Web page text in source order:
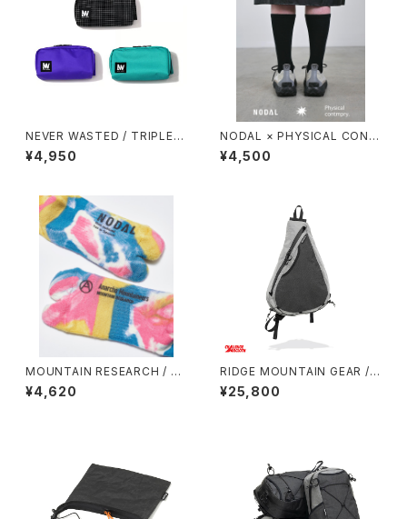
NEVER WASTED / TRIPLEY
ES
¥4,950
NODAL × PHYSICAL CONT
MPRY.
¥4,500
MOUNTAIN RESEARCH / TI
E DYE TABI
¥4,620
RIDGE MOUNTAIN GEAR / S
ASH PACK
¥25,800